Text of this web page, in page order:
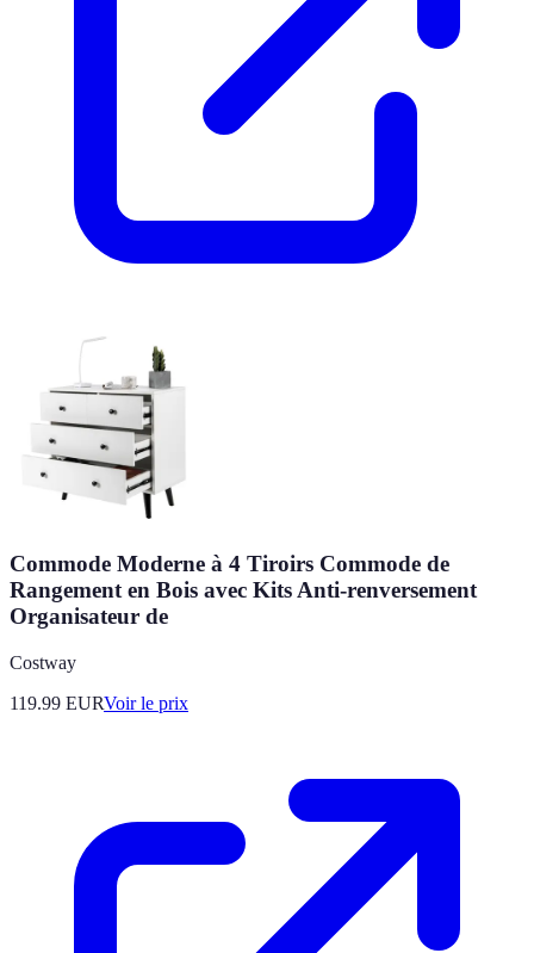
Commode Moderne à 4 Tiroirs Commode de
Rangement en Bois avec Kits Anti-renversement
Organisateur de
Costway
119.99 EURVoir le prix